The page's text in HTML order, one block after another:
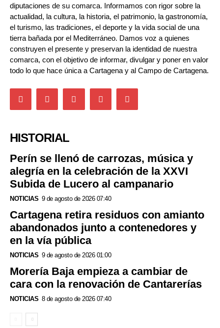
diputaciones de su comarca. Informamos con rigor sobre la
actualidad, la cultura, la historia, el patrimonio, la gastronomía,
el turismo, las tradiciones, el deporte y la vida social de una
tierra bañada por el Mediterráneo. Damos voz a quienes
construyen el presente y preservan la identidad de nuestra
comarca, con el objetivo de informar, divulgar y poner en valor
todo lo que hace única a Cartagena y al Campo de Cartagena.
HISTORIAL
Perín se llenó de carrozas, música y
alegría en la celebración de la XXVI
Subida de Lucero al campanario
NOTICIAS 9 de agosto de 2026 07:40
Cartagena retira residuos con amianto
abandonados junto a contenedores y
en la vía pública
NOTICIAS 9 de agosto de 2026 01:00
Morería Baja empieza a cambiar de
cara con la renovación de Cantarerías
NOTICIAS 8 de agosto de 2026 07:40